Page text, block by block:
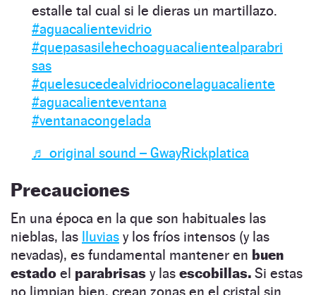
estalle tal cual si le dieras un martillazo.
#aguacalientevidrio
#quepasasilehechoaguacalientealparabri
sas
#quelesucedealvidrioconelaguacaliente
#aguacalienteventana
#ventanacongelada
♬ original sound – GwayRickplatica
Precauciones
En una época en la que son habituales las
nieblas, las lluvias y los fríos intensos (y las
nevadas), es fundamental mantener en buen
estado el parabrisas y las escobillas. Si estas
no limpian bien, crean zonas en el cristal sin